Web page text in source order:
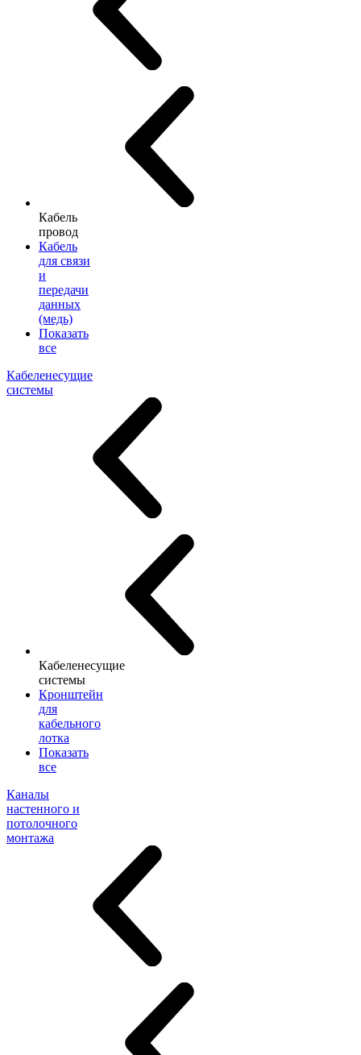
Кабель
провод
Кабель
для связи
и
передачи
данных
(медь)
Показать
все
Кабеленесущие
системы
Кабеленесущие
системы
Кронштейн
для
кабельного
лотка
Показать
все
Каналы
настенного и
потолочного
монтажа